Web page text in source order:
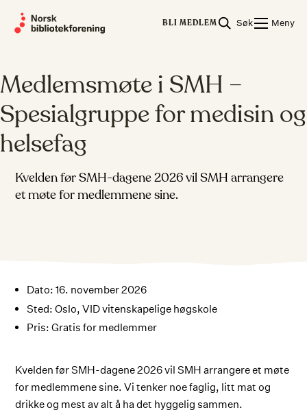
BLI MEDLEM Søk Meny
Medlemsmøte i SMH –
Spesialgruppe for medisin og
helsefag
Kvelden før SMH-dagene 2026 vil SMH arrangere
et møte for medlemmene sine.
Dato: 16. november 2026
Sted: Oslo, VID vitenskapelige høgskole
Pris: Gratis for medlemmer
Kvelden før SMH-dagene 2026 vil SMH arrangere et møte
for medlemmene sine. Vi tenker noe faglig, litt mat og
drikke og mest av alt å ha det hyggelig sammen.